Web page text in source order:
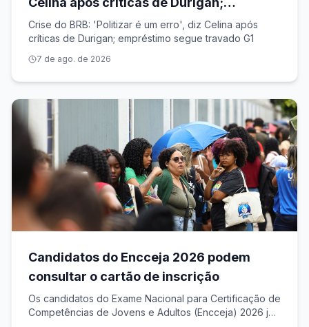
empréstimo segue travado
Crise do BRB: 'Politizar é um erro', diz Celina após
críticas de Durigan; empréstimo segue travado G1
7 de ago. de 2026
Candidatos do Encceja 2026 podem
consultar o cartão de inscrição
Os candidatos do Exame Nacional para Certificação de
Competências de Jovens e Adultos (Encceja) 2026 já